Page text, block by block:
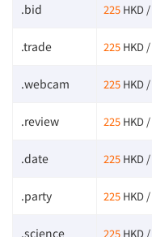
.bid 225 HKD
.trade 225 HKD
.webcam 225 HKD
.review 225 HKD
.date 225 HKD
.party 225 HKD
.science 225 HKD